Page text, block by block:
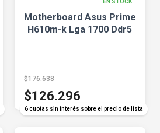
EN STOCK
Motherboard Asus Prime
H610m-k Lga 1700 Ddr5
6 cuotas sin interés sobre el precio de lista
$176.638
$126.296